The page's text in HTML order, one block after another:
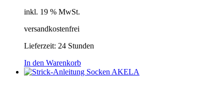
inkl. 19 % MwSt.
versandkostenfrei
Lieferzeit: 24 Stunden
In den Warenkorb